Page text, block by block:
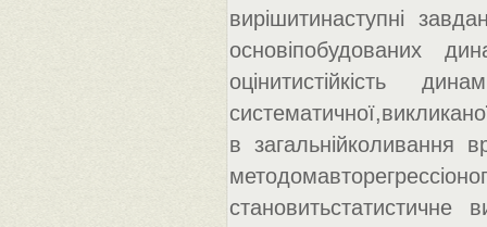
вирішитинаступні
основіпобудованих
оцінитистійкість
в загальнійколивання
становитьстатистичне